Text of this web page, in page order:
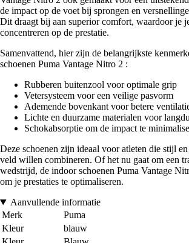
de impact op de voet bij sprongen en
Dit draagt bij aan superior comfort, waardoor je
concentreren op de prestatie.
Samenvattend, hier zijn de belangrijkste
schoenen Puma Vantage Nitro 2 :
Rubberen buitenzool voor optimale grip
Vetersysteem voor een veilige pasvorm
Ademende bovenkant voor betere
Lichte en duurzame materialen voor
Schokabsorptie om de impact te
Deze schoenen zijn ideaal voor atleten die stijl
veld willen combineren. Of het nu gaat om een
wedstrijd, de indoor schoenen Puma Vantage
om je prestaties te optimaliseren.
Aanvullende informatie
Merk
Puma
Kleur
blauw